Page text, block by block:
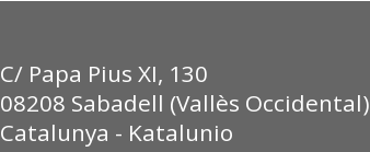
C/ Papa Pius XI, 130
08208 Sabadell (Vallès Occidental)
Catalunya - Katalunio